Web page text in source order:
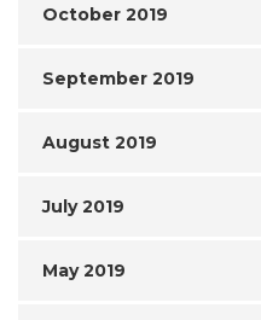
October 2019
September 2019
August 2019
July 2019
May 2019